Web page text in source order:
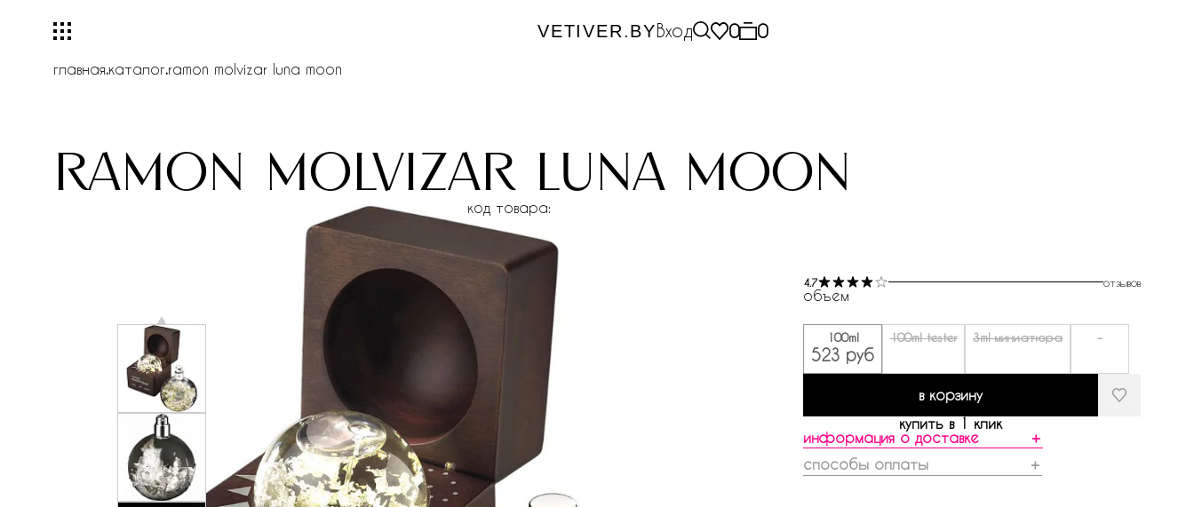
VETIVER.BYВход 0 0
главная.каталог.ramon molvizar luna moon
ramon molvizar luna moon
код товара:
4.7 отзывов
объем
100ml
523 руб
100ml tester 3ml миниатюра -
в корзину
купить в 1 клик
информация о доставке
＋
способы оплаты
＋